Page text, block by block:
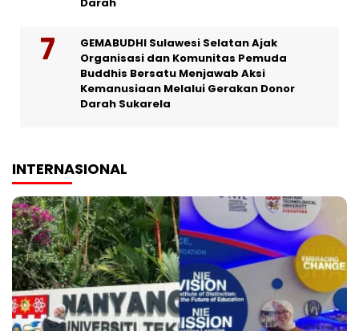
Darah
GEMABUDHI Sulawesi Selatan Ajak
Organisasi dan Komunitas Pemuda
Buddhis Bersatu Menjawab Aksi
Kemanusiaan Melalui Gerakan Donor
Darah Sukarela
INTERNASIONAL